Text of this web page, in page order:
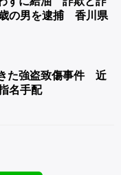
の男を逮捕 香川県
た強盗致傷事件 近
名手配